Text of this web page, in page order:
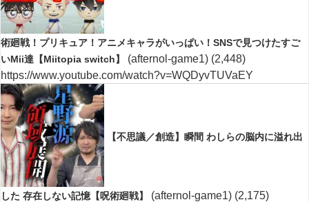
術廻戦！プリキュア！アニメキャラがいっぱい！SNSで見つけたすご
いMii達【Miitopia switch】
(afternol-game1) (2,448)
https://www.youtube.com/watch?v=WQDyvTUVaEY
【不思議／創造】瞬間 わしらの脳内に溢れ出
した 存在しない記憶【呪術廻戦】 (afternol-game1) (2,175)